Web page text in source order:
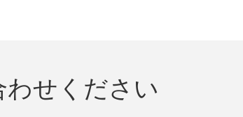
わせください